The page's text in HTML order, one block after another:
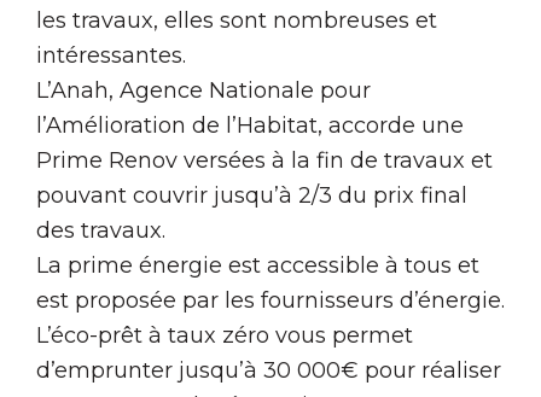
les travaux, elles sont nombreuses et
intéressantes.
L’Anah, Agence Nationale pour
l’Amélioration de l’Habitat, accorde une
Prime Renov versées à la fin de travaux et
pouvant couvrir jusqu’à 2/3 du prix final
des travaux.
La prime énergie est accessible à tous et
est proposée par les fournisseurs d’énergie.
L’éco-prêt à taux zéro vous permet
d’emprunter jusqu’à 30 000€ pour réaliser